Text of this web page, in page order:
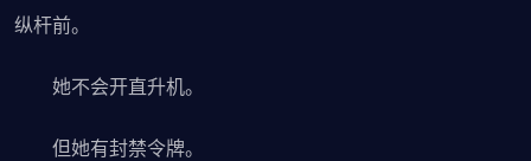
纵杆前。
她不会开直升机。
但她有封禁令牌。